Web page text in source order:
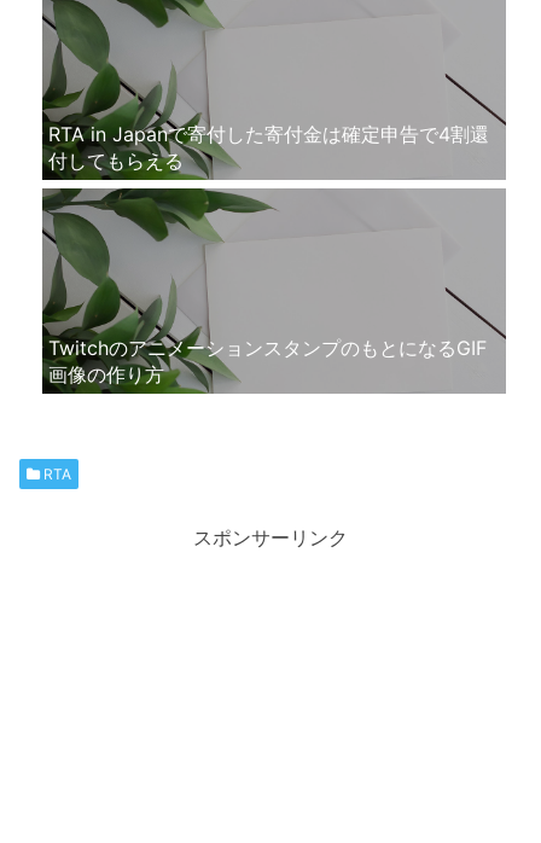
RTA in Japanで寄付した寄付金は確定申告で4割還
付してもらえる
TwitchのアニメーションスタンプのもとになるGIF
画像の作り方
RTA
スポンサーリンク